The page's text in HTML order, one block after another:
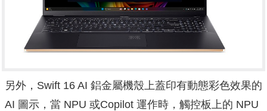
另外，Swift 16 AI 鋁金屬機殼上蓋印有動態彩色效果的
AI 圖示，當 NPU 或Copilot 運作時，觸控板上的 NPU